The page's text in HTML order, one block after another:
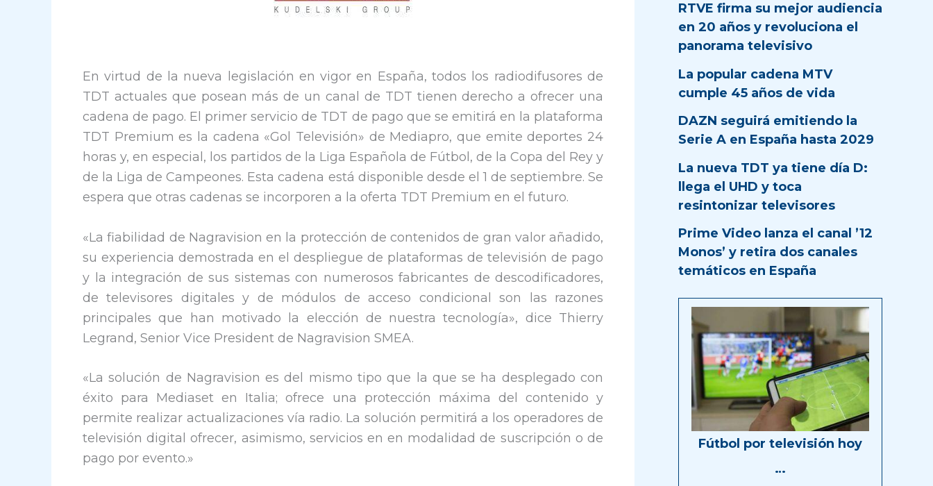
En virtud de la nueva legislación en vigor en España, todos los radiodifusores de
TDT actuales que posean más de un canal de TDT tienen derecho a ofrecer una
cadena de pago. El primer servicio de TDT de pago que se emitirá en la plataforma
TDT Premium es la cadena «Gol Televisión» de Mediapro, que emite deportes 24
horas y, en especial, los partidos de la Liga Española de Fútbol, de la Copa del Rey y
de la Liga de Campeones. Esta cadena está disponible desde el 1 de septiembre. Se
espera que otras cadenas se incorporen a la oferta TDT Premium en el futuro.
«La fiabilidad de Nagravision en la protección de contenidos de gran valor añadido,
su experiencia demostrada en el despliegue de plataformas de televisión de pago
y la integración de sus sistemas con numerosos fabricantes de descodificadores,
de televisores digitales y de módulos de acceso condicional son las razones
principales que han motivado la elección de nuestra tecnología», dice Thierry
Legrand, Senior Vice President de Nagravision SMEA.
«La solución de Nagravision es del mismo tipo que la que se ha desplegado con
éxito para Mediaset en Italia; ofrece una protección máxima del contenido y
permite realizar actualizaciones vía radio. La solución permitirá a los operadores de
televisión digital ofrecer, asimismo, servicios en en modalidad de suscripción o de
pago por evento.»
RTVE firma su mejor audiencia
en 20 años y revoluciona el
panorama televisivo
La popular cadena MTV
cumple 45 años de vida
DAZN seguirá emitiendo la
Serie A en España hasta 2029
La nueva TDT ya tiene día D:
llega el UHD y toca
resintonizar televisores
Prime Video lanza el canal ’12
Monos’ y retira dos canales
temáticos en España
Fútbol por televisión hoy
…